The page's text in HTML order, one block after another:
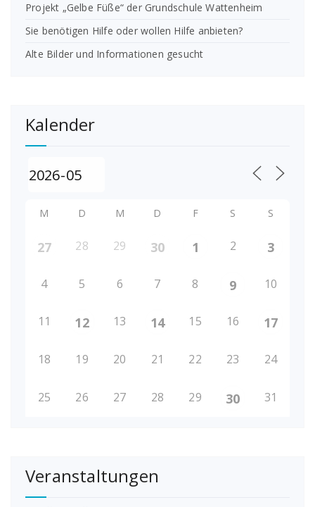
Projekt „Gelbe Füße“ der Grundschule Wattenheim
Sie benötigen Hilfe oder wollen Hilfe anbieten?
Alte Bilder und Informationen gesucht
Kalender
M D M D F S S
27 28 29 30 1 2 3
4 5 6 7 8 9 10
11 12 13 14 15 16 17
18 19 20 21 22 23 24
25 26 27 28 29 30 31
Veranstaltungen